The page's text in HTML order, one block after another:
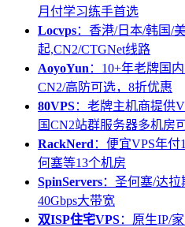
月付学习练手首选
Locvps：香港/日本/韩国/
起,CN2/CTGNet线路
AoyoYun ：10+年老牌国
CN2/高防可选，8折优惠
80VPS：老牌主机商提供
国CN2站群服务器多机房
RackNerd ：便宜VPS年
何塞等13个机房
SpinServers：圣何塞/达拉
40Gbps大带宽
双ISP住宅VPS：原生IP/